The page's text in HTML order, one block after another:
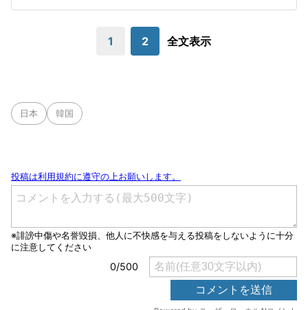
1 2 全文表示
日本 韓国